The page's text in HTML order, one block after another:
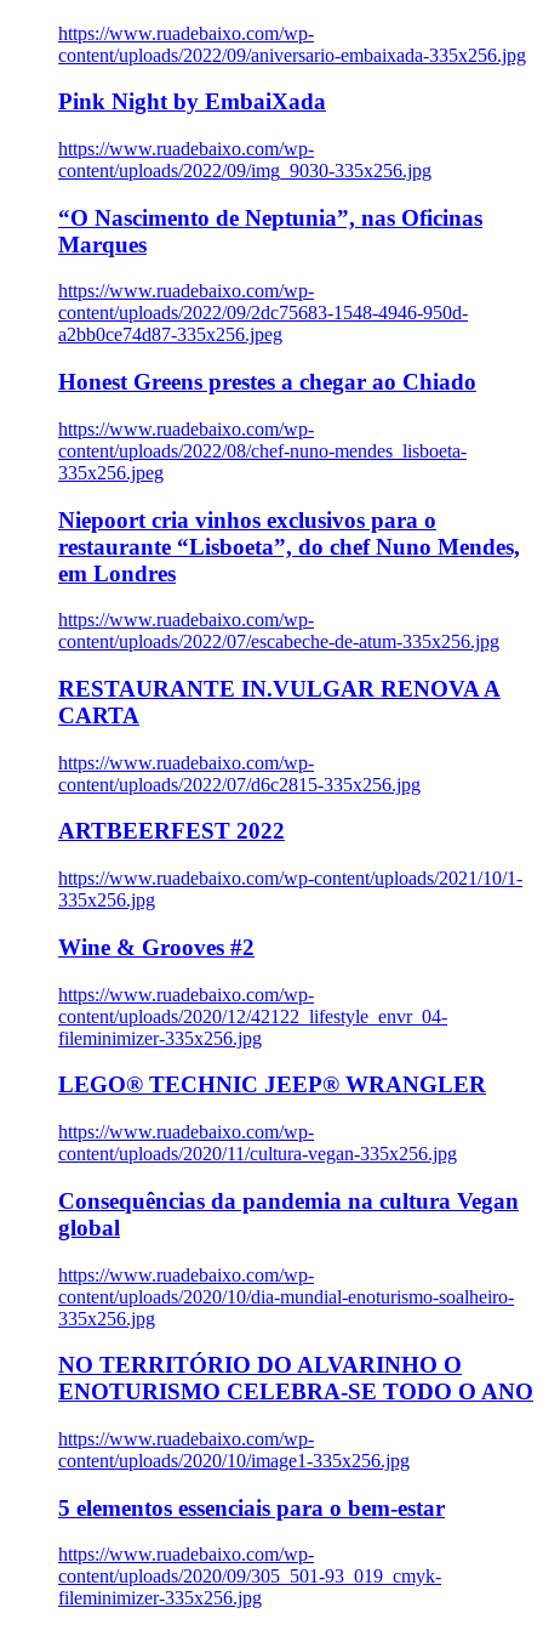
https://www.ruadebaixo.com/wp-
content/uploads/2022/09/aniversario-embaixada-335x256.jpg
Pink Night by EmbaiXada
https://www.ruadebaixo.com/wp-
content/uploads/2022/09/img_9030-335x256.jpg
“O Nascimento de Neptunia”, nas Oficinas
Marques
https://www.ruadebaixo.com/wp-
content/uploads/2022/09/2dc75683-1548-4946-950d-
a2bb0ce74d87-335x256.jpeg
Honest Greens prestes a chegar ao Chiado
https://www.ruadebaixo.com/wp-
content/uploads/2022/08/chef-nuno-mendes_lisboeta-
335x256.jpeg
Niepoort cria vinhos exclusivos para o
restaurante “Lisboeta”, do chef Nuno Mendes,
em Londres
https://www.ruadebaixo.com/wp-
content/uploads/2022/07/escabeche-de-atum-335x256.jpg
RESTAURANTE IN.VULGAR RENOVA A
CARTA
https://www.ruadebaixo.com/wp-
content/uploads/2022/07/d6c2815-335x256.jpg
ARTBEERFEST 2022
https://www.ruadebaixo.com/wp-content/uploads/2021/10/1-
335x256.jpg
Wine & Grooves #2
https://www.ruadebaixo.com/wp-
content/uploads/2020/12/42122_lifestyle_envr_04-
fileminimizer-335x256.jpg
LEGO® TECHNIC JEEP® WRANGLER
https://www.ruadebaixo.com/wp-
content/uploads/2020/11/cultura-vegan-335x256.jpg
Consequências da pandemia na cultura Vegan
global
https://www.ruadebaixo.com/wp-
content/uploads/2020/10/dia-mundial-enoturismo-soalheiro-
335x256.jpg
NO TERRITÓRIO DO ALVARINHO O
ENOTURISMO CELEBRA-SE TODO O ANO
https://www.ruadebaixo.com/wp-
content/uploads/2020/10/image1-335x256.jpg
5 elementos essenciais para o bem-estar
https://www.ruadebaixo.com/wp-
content/uploads/2020/09/305_501-93_019_cmyk-
fileminimizer-335x256.jpg